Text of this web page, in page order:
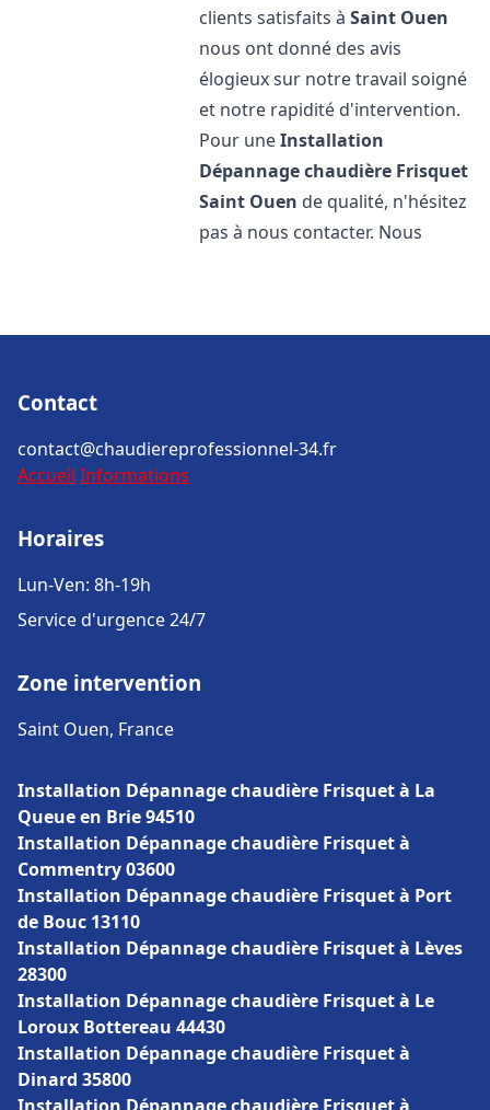
clients satisfaits àSaint Ouen
nous ont donné des avis
élogieux sur notre travail soigné
et notre rapidité d'intervention.
Pour uneInstallation
Dépannage chaudière Frisquet
Saint Ouen de qualité, n'hésitez
pas à nous contacter. Nous
Contact
contact@chaudiereprofessionnel-34.fr
Accueil Informations
Horaires
Lun-Ven: 8h-19h
Service d'urgence 24/7
Zone intervention
Saint Ouen, France
Installation Dépannage chaudière Frisquet à La
Queue en Brie 94510
Installation Dépannage chaudière Frisquet à
Commentry 03600
Installation Dépannage chaudière Frisquet à Port
de Bouc 13110
Installation Dépannage chaudière Frisquet à Lèves
28300
Installation Dépannage chaudière Frisquet à Le
Loroux Bottereau 44430
Installation Dépannage chaudière Frisquet à
Dinard 35800